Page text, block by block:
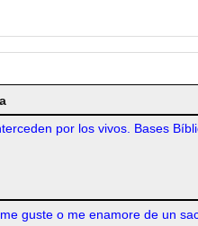
por los vivos. Bases
guste o me enamore de un